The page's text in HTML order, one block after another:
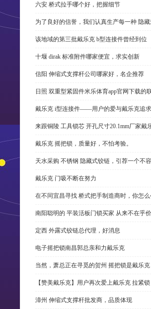
六安 桥式拉手哪个好，把握细节
为了良好的信誉，我们认真生产每一种 隐
该地域的第三批戴乐克 b型连接件曾经到位
十堰 dirak 标准附件哪家便宜，求实创新
信阳 伸缩式支撑杆公司哪家好，名企推荐
日照 双重型紧固件米乐体育app官网下载的
戴乐克 i型连接件——用户的爱与戴乐克追求
来跟铜陵 工具锁芯 开孔尺寸20.1mm厂家
戴乐克 摇把锁，质量好，不怕考验。
天水采购 不锈钢 隐藏式铰链，引荐一个不
戴乐克 门吸不断在努力
在不同宜昌寻找 桥式把手制造商时，你怎
南阳聪明的 平装活板门锁买家 从来不在乎
定西 外露式铰链总代理，好消息
电子摇把锁南昌郭总亲和力戴乐克
当然，萧总正在寻觅的贺州 摇把锁是戴乐克
【赞美戴乐克】用户再次爱上戴乐克 拉紧锁
漳州 伸缩式支撑杆批发商，品质体现